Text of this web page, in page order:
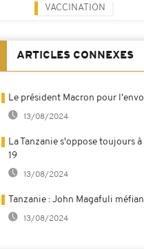
VACCINATION
ARTICLES CONNEXES
Le président Macron pour
13/08/2024
La Tanzanie s'oppose toujours
19
13/08/2024
Tanzanie : John Magafuli
13/08/2024